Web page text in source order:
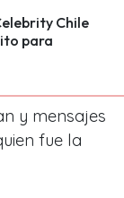
Chile
para
y mensajes
fue la